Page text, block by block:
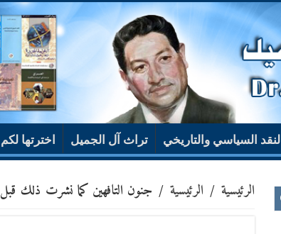
النقد السياسي والتاريخي تراث آل الجميل اخترتها لكم
الرئيسية / الرئيسية / جنون التافهين كما نشرت ذلك